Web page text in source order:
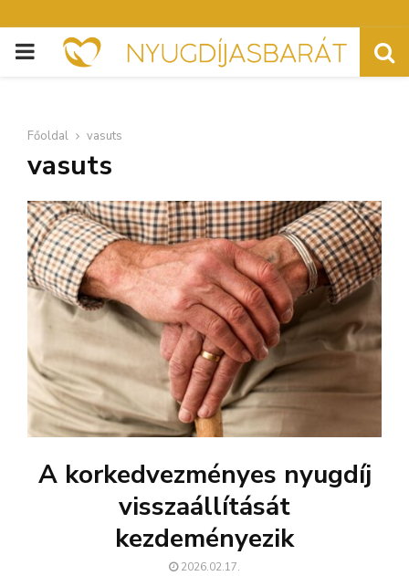
PRIMARY
Főoldal vasuts
vasuts
A korkedvezményes nyugdíj
visszaállítását
kezdeményezik
2026.02.17.